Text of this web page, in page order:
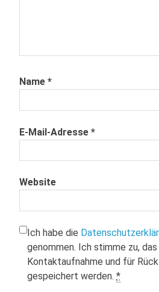
Name *
E-Mail-Adresse *
Website
Ich habe die
genommen. Ich stimme zu,
Kontaktaufnahme und für
gespeichert werden. *